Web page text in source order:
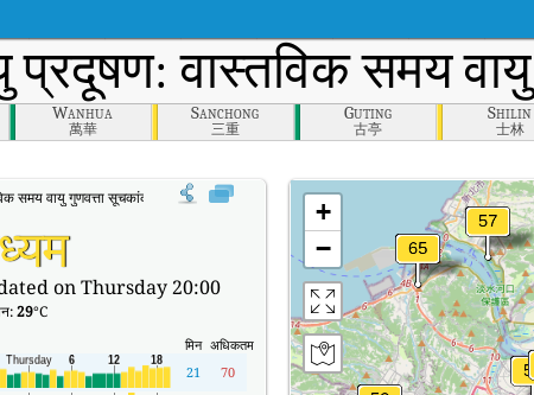
प्रदूषण: वास्तविक समय
Wanhua
萬華
Sanchong
三重
Guting
古亭
Shilin
士林
समय वायु गुणवत्ता सूचकांक (AQI)।
on Thursday 20:00
29°C
मिन अधिकतम
21
70
+
−